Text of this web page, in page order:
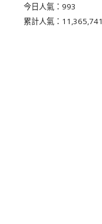
今日人氣： 993
累計人氣： 11,365,741